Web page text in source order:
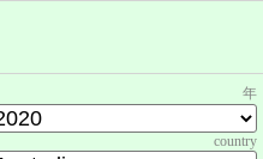
年
country